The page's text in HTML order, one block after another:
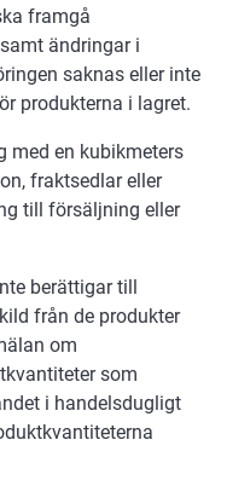
framgå
ändringar i
saknas eller inte
produkterna i lagret.
med en kubikmeters
fraktsedlar eller
till försäljning eller
berättigar till
från de produkter
om
som
i handelsdugligt